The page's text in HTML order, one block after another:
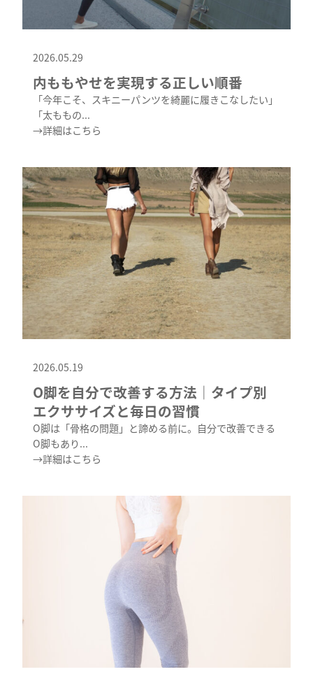
2026.05.29
内ももやせを実現する正しい順番
「今年こそ、スキニーパンツを綺麗に履きこなしたい」
「太ももの...
→詳細はこちら
2026.05.19
O脚を自分で改善する方法｜タイプ別
エクササイズと毎日の習慣
O脚は「骨格の問題」と諦める前に。自分で改善できる
O脚もあり...
→詳細はこちら